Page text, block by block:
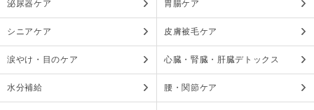
泌尿器ケア 胃腸ケア
シニアケア 皮膚被毛ケア
涙やけ・目のケア 心臓・腎臓・肝臓デトックス
水分補給 腰・関節ケア